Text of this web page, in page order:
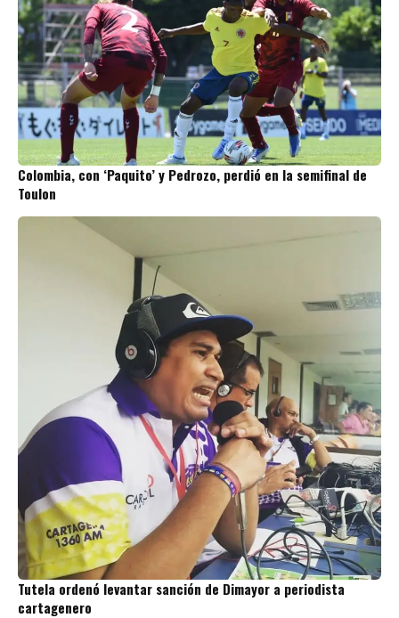
Colombia, con ‘Paquito’ y Pedrozo, perdió en la semifinal de
Toulon
Tutela ordenó levantar sanción de Dimayor a periodista
cartagenero